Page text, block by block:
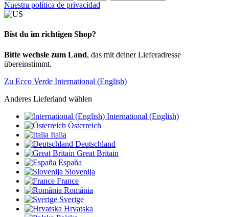
Nuestra política de privacidad
Bist du im richtigen Shop?
Bitte wechsle zum Land, das mit deiner Lieferadresse
übereinstimmt.
Zu Ecco Verde International (English)
Anderes Lieferland wählen
International (English)
Österreich
Italia
Deutschland
Great Britain
España
Slovenija
France
România
Sverige
Hrvatska